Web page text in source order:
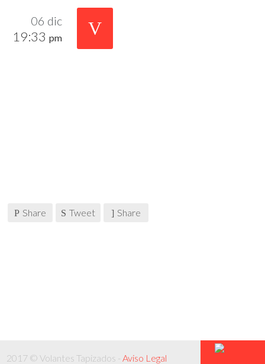
06 dic
19:33 pm
Share Tweet Share
2017 © Volantes Tapizados -Aviso Legal